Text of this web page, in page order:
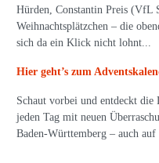
Hürden, Constantin Preis (VfL
Weihnachtsplätzchen – die
sich da ein Klick nicht lohnt...
Hier geht’s zum
Schaut vorbei und entdeckt
jeden Tag mit neuen
Baden-Württemberg – auch auf